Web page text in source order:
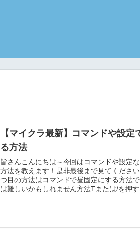
【マイクラ最新】コマンドや設定
る方法
皆さんこんにちは～今回はコマンドや設定
方法を教えます！是非最後まで見てくださ
つ目の方法はコマンドで昼固定にする方法
は難しいかもしれません方法Tまたは/を押す